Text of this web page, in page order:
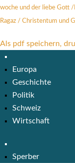
wo­che und der lie­be Gott /
Ragaz / Chris­ten­tum und
Als pdf speichern,
Europa
Geschichte
Politik
Schweiz
Wirtschaft
Sperber